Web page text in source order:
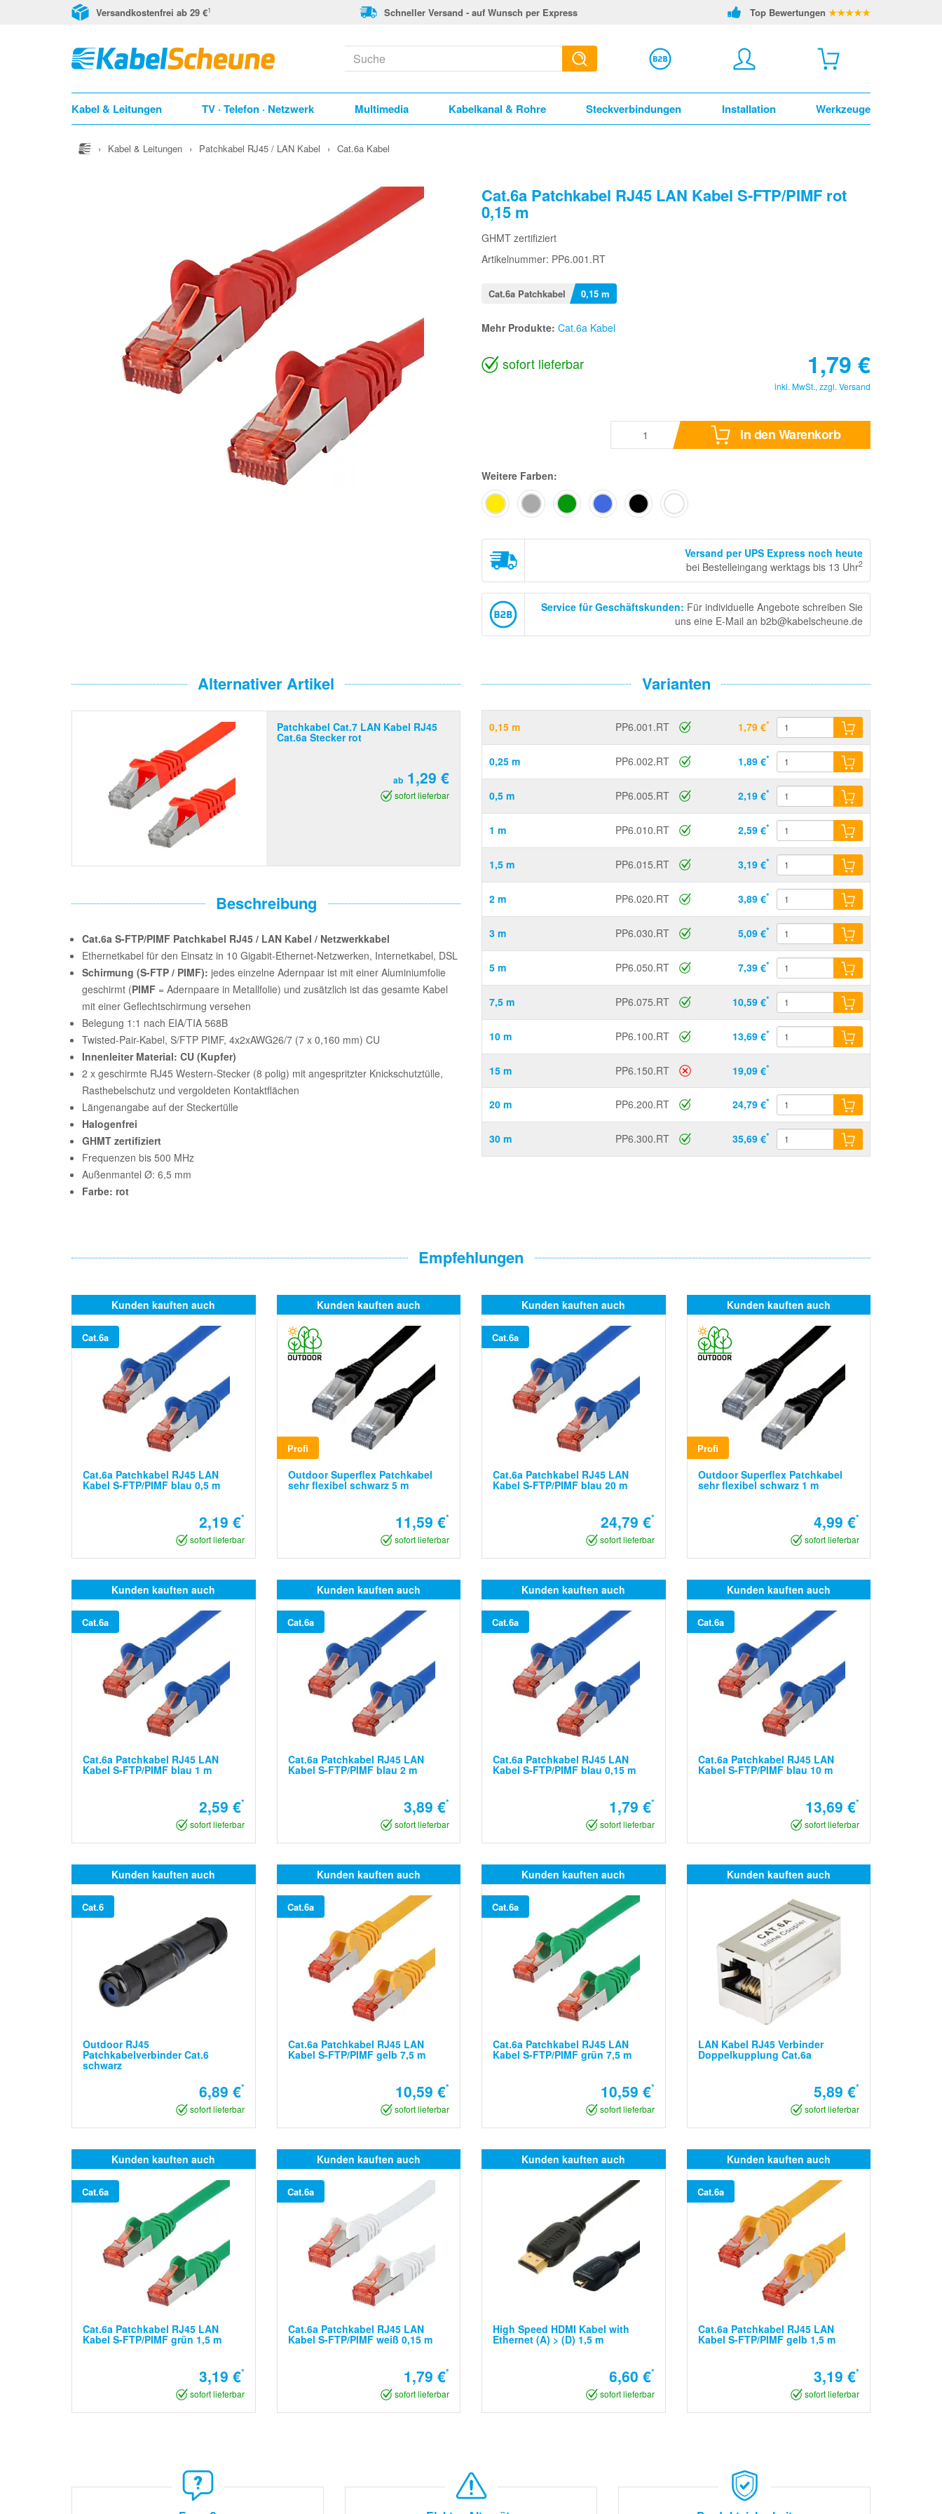
Versandkostenfrei ab 29 €1 Schneller Versand - auf Wunsch per Express Top Bewertungen ★★★★★
Kabel & Leitungen TV · Telefon · Netzwerk Multimedia Kabelkanal & Rohre Steckverbindungen Installation Werkzeuge
› Kabel & Leitungen › Patchkabel RJ45 / LAN Kabel › Cat.6a Kabel
Cat.6a Patchkabel RJ45 LAN Kabel S-FTP/PIMF rot
0,15 m
GHMT zertifiziert
Artikelnummer: PP6.001.RT
Cat.6a Patchkabel 0,15 m
Mehr Produkte: Cat.6a Kabel
sofort lieferbar 1,79 €
inkl. MwSt., zzgl. Versand
In den Warenkorb
Weitere Farben:
Versand per UPS Express noch heute
bei Bestelleingang werktags bis 13 Uhr2
Service für Geschäftskunden: Für individuelle Angebote schreiben Sie
uns eine E-Mail an b2b@kabelscheune.de
Varianten
0,15 m PP6.001.RT 1,79 €*
0,25 m PP6.002.RT 1,89 €*
0,5 m PP6.005.RT 2,19 €*
1 m PP6.010.RT 2,59 €*
1,5 m PP6.015.RT 3,19 €*
2 m PP6.020.RT 3,89 €*
3 m PP6.030.RT 5,09 €*
5 m PP6.050.RT 7,39 €*
7,5 m PP6.075.RT 10,59 €*
10 m PP6.100.RT 13,69 €*
15 m PP6.150.RT 19,09 €*
20 m PP6.200.RT 24,79 €*
30 m PP6.300.RT 35,69 €*
Alternativer Artikel
Patchkabel Cat.7 LAN Kabel RJ45
Cat.6a Stecker rot
ab 1,29 €
sofort lieferbar
Beschreibung
Cat.6a S-FTP/PIMF Patchkabel RJ45 / LAN Kabel / Netzwerkkabel
Ethernetkabel für den Einsatz in 10 Gigabit-Ethernet-Netzwerken, Internetkabel, DSL
Schirmung (S-FTP / PIMF): jedes einzelne Adernpaar ist mit einer Aluminiumfolie
geschirmt (PIMF = Adernpaare in Metallfolie) und zusätzlich ist das gesamte Kabel
mit einer Geflechtschirmung versehen
Belegung 1:1 nach EIA/TIA 568B
Twisted-Pair-Kabel, S/FTP PIMF, 4x2xAWG26/7 (7 x 0,160 mm) CU
Innenleiter Material: CU (Kupfer)
2 x geschirmte RJ45 Western-Stecker (8 polig) mit angespritzter Knickschutztülle,
Rasthebelschutz und vergoldeten Kontaktflächen
Längenangabe auf der Steckertülle
Halogenfrei
GHMT zertifiziert
Frequenzen bis 500 MHz
Außenmantel Ø: 6,5 mm
Farbe: rot
Empfehlungen
Kunden kauften auch
Cat.6a
Cat.6a Patchkabel RJ45 LAN
Kabel S-FTP/PIMF blau 0,5 m
2,19 €*
sofort lieferbar
Kunden kauften auch
Profi
Outdoor Superflex Patchkabel
sehr flexibel schwarz 5 m
11,59 €*
sofort lieferbar
Kunden kauften auch
Cat.6a
Cat.6a Patchkabel RJ45 LAN
Kabel S-FTP/PIMF blau 20 m
24,79 €*
sofort lieferbar
Kunden kauften auch
Profi
Outdoor Superflex Patchkabel
sehr flexibel schwarz 1 m
4,99 €*
sofort lieferbar
Kunden kauften auch
Cat.6a
Cat.6a Patchkabel RJ45 LAN
Kabel S-FTP/PIMF blau 1 m
2,59 €*
sofort lieferbar
Kunden kauften auch
Cat.6a
Cat.6a Patchkabel RJ45 LAN
Kabel S-FTP/PIMF blau 2 m
3,89 €*
sofort lieferbar
Kunden kauften auch
Cat.6a
Cat.6a Patchkabel RJ45 LAN
Kabel S-FTP/PIMF blau 0,15 m
1,79 €*
sofort lieferbar
Kunden kauften auch
Cat.6a
Cat.6a Patchkabel RJ45 LAN
Kabel S-FTP/PIMF blau 10 m
13,69 €*
sofort lieferbar
Kunden kauften auch
Cat.6
Outdoor RJ45
Patchkabelverbinder Cat.6
schwarz
6,89 €*
sofort lieferbar
Kunden kauften auch
Cat.6a
Cat.6a Patchkabel RJ45 LAN
Kabel S-FTP/PIMF gelb 7,5 m
10,59 €*
sofort lieferbar
Kunden kauften auch
Cat.6a
Cat.6a Patchkabel RJ45 LAN
Kabel S-FTP/PIMF grün 7,5 m
10,59 €*
sofort lieferbar
Kunden kauften auch
LAN Kabel RJ45 Verbinder
Doppelkupplung Cat.6a
5,89 €*
sofort lieferbar
Kunden kauften auch
Cat.6a
Cat.6a Patchkabel RJ45 LAN
Kabel S-FTP/PIMF grün 1,5 m
3,19 €*
sofort lieferbar
Kunden kauften auch
Cat.6a
Cat.6a Patchkabel RJ45 LAN
Kabel S-FTP/PIMF weiß 0,15 m
1,79 €*
sofort lieferbar
Kunden kauften auch
High Speed HDMI Kabel with
Ethernet (A) > (D) 1,5 m
6,60 €*
sofort lieferbar
Kunden kauften auch
Cat.6a
Cat.6a Patchkabel RJ45 LAN
Kabel S-FTP/PIMF gelb 1,5 m
3,19 €*
sofort lieferbar